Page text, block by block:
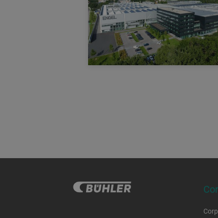
Der Franz Haas AWDM
Waffelblockschneider schneidet
Waffelblöcke in kleinere
Waffelschnitten.